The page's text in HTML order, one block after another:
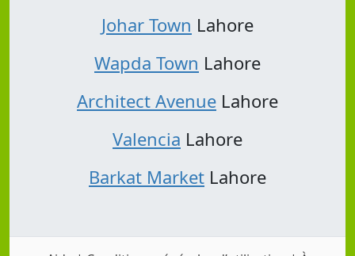
Johar Town Lahore
Wapda Town Lahore
Architect Avenue Lahore
Valencia Lahore
Barkat Market Lahore